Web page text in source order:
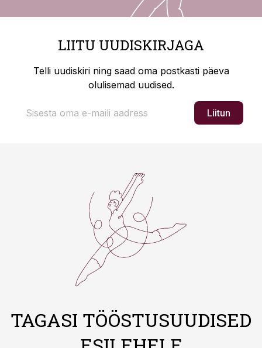
LIITU UUDISKIRJAGA
Telli uudiskiri ning saad oma postkasti päeva
olulisemad uudised.
Liitun
TAGASI TÖÖSTUSUUDISED